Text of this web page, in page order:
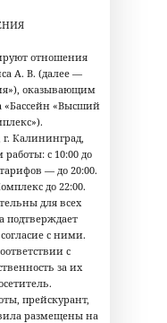
отношения
А. В. (далее —
оказывающим
«Бассейн «Высший
Калининград,
с 10:00 до
— до 20:00.
до 22:00.
для всех
подтверждает
с ними.
с
за их
прейскурант,
размещены на